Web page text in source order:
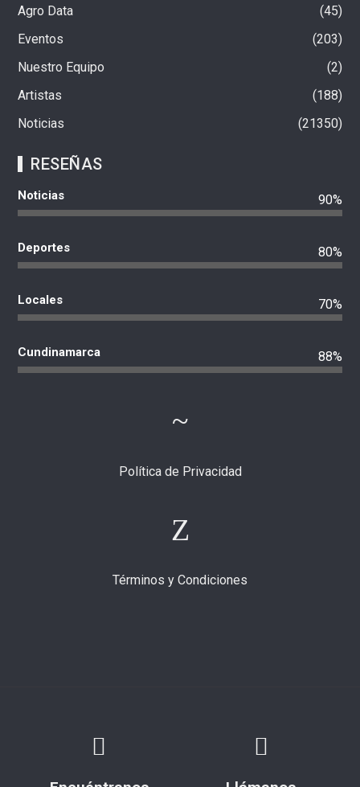
Agro Data
45
Eventos
203
Nuestro Equipo
2
Artistas
188
Noticias
21350
RESEÑAS
Noticias 90%
Deportes 80%
Locales 70%
Cundinamarca 88%
Política de Privacidad
Términos y Condiciones